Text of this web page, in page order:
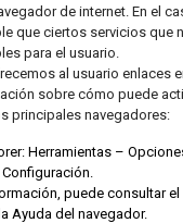
de internet. En el
que ciertos servicios que
para el usuario.
al usuario enlaces
sobre cómo puede
principales navegadores:
Herramientas –
puede consultar
Ayuda del navegador.